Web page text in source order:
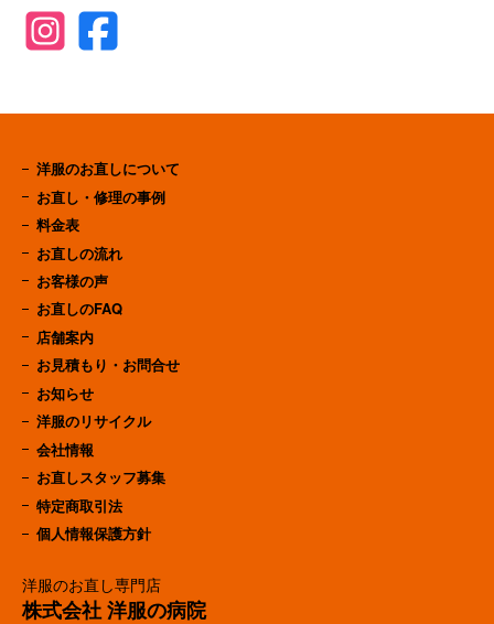
洋服のお直し専門店
株式会社 洋服の病院
洋服のお直しについて
お直し・修理の事例
料金表
お直しの流れ
お客様の声
お直しのFAQ
店舗案内
お見積もり・お問合せ
お知らせ
洋服のリサイクル
会社情報
お直しスタッフ募集
特定商取引法
個人情報保護方針